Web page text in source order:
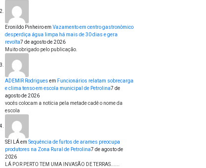
Eronildo Pinheiroem Vazamento em centro gastronômico
desperdiça água limpa há mais de 30 dias e gera
revolta7 de agosto de 2026
Muito obrigado pelo publicação.
ADEMIR Rodrigues em Funcionários relatam sobrecarga
e clima tenso em escola municipal de Petrolina7 de
agosto de 2026
vocês colocam a notícia pela metade cadê o nome da
escola
SEI LÁem Sequência de furtos de arames preocupa
produtores na Zona Rural de Petrolina7 de agosto de
2026
LÁ POR PERTO TEM UMA INVASÃO DE TERRAS......